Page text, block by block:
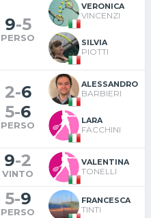
9-5
PERSO
VERONICA
VINCENZI
SILVIA
PIOTTI
2-6
5-6
PERSO
ALESSANDRO
BARBIERI
LARA
FACCHINI
9-2
VINTO
VALENTINA
TONELLI
5-9
PERSO
FRANCESCA
TINTI